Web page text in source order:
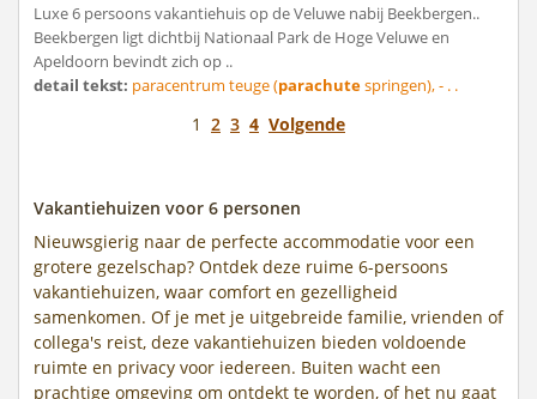
Luxe 6 persoons vakantiehuis op de Veluwe nabij Beekbergen..
Beekbergen ligt dichtbij Nationaal Park de Hoge Veluwe en
Apeldoorn bevindt zich op ..
detail tekst: paracentrum teuge (parachutespringen), - . .
1 2 3 4 Volgende
Vakantiehuizen voor 6 personen
Nieuwsgierig naar de perfecte accommodatie voor een
grotere gezelschap? Ontdek deze ruime 6-persoons
vakantiehuizen, waar comfort en gezelligheid
samenkomen. Of je met je uitgebreide familie, vrienden of
collega's reist, deze vakantiehuizen bieden voldoende
ruimte en privacy voor iedereen. Buiten wacht een
prachtige omgeving om ontdekt te worden, of het nu gaat